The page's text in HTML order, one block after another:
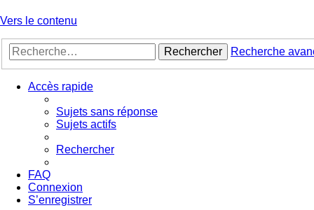
Vers le contenu
Rechercher Recherche
Accès rapide
Sujets sans réponse
Sujets actifs
Rechercher
FAQ
Connexion
S’enregistrer